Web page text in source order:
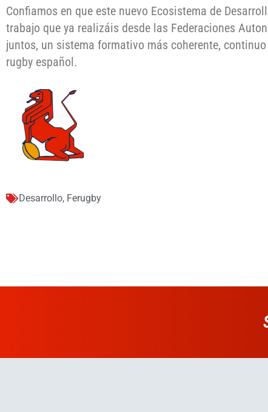
Confiamos en que este nuevo Ecosistema de
trabajo que ya realizáis desde las Federaciones
juntos, un sistema formativo más coherente,
rugby español.
Desarrollo, Ferugby